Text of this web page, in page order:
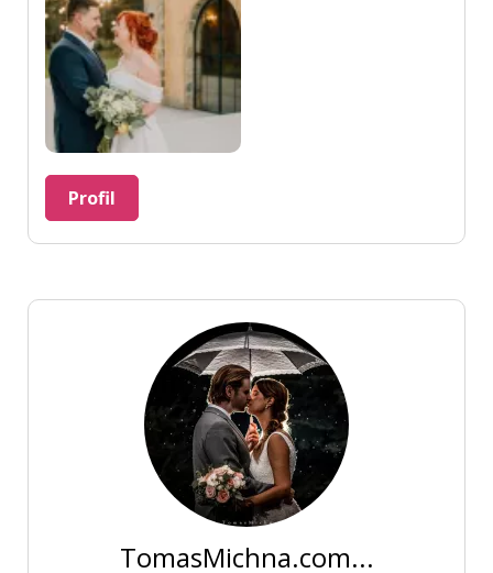
Profil
TomasMichna.com...